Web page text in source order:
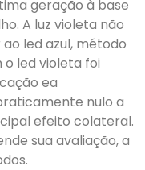
geração à base
A luz violeta não
led azul, método
led violeta foi
ea
nulo a
efeito colateral.
sua avaliação, a